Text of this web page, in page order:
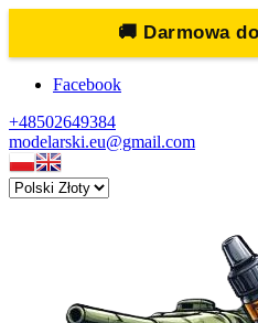
🚚 Darmowa
Facebook
+48502649384
modelarski.eu@gmail.com